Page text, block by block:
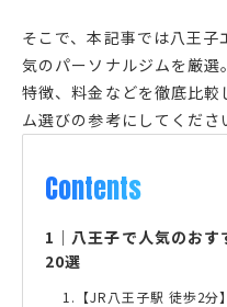
そこで、本記事では八王
気のパーソナルジムを厳
特徴、料金などを徹底比
ム選びの参考にしてくださ
Contents
1 ｜八王子で人気のお
20選
1.【JR八王子駅 徒歩2